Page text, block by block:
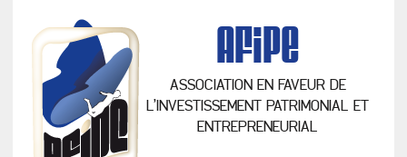
AFiPe
ASSOCIATION EN FAVEUR DE
L’INVESTISSEMENT PATRIMONIAL ET
ENTREPRENEURIAL